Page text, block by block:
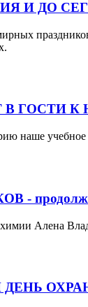
И ДО
В ГОСТИ К
наше учебное
-
Алена